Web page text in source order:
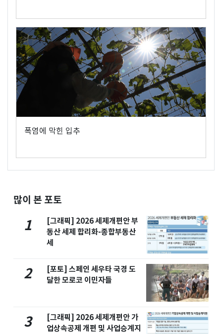
폭염에 막힌 입추
많이 본 포토
1
[그래픽] 2026 세제개편안 부
동산 세제 합리화-종합부동산
세
2
[포토] 스페인 세우타 국경 도
달한 모로코 이민자들
3
[그래픽] 2026 세제개편안 가
업상속공제 개편 및 사업승계지